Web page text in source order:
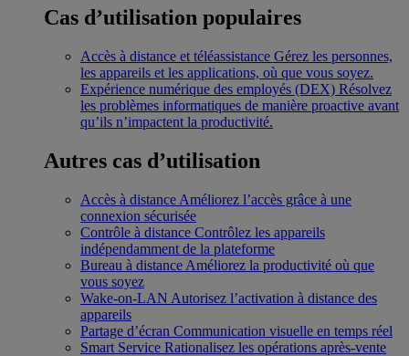
Cas d’utilisation populaires
Accès à distance et téléassistance Gérez les personnes,
les appareils et les applications, où que vous soyez.
Expérience numérique des employés (DEX) Résolvez
les problèmes informatiques de manière proactive avant
qu’ils n’impactent la productivité.
Autres cas d’utilisation
Accès à distance Améliorez l’accès grâce à une
connexion sécurisée
Contrôle à distance Contrôlez les appareils
indépendamment de la plateforme
Bureau à distance Améliorez la productivité où que
vous soyez
Wake-on-LAN Autorisez l’activation à distance des
appareils
Partage d’écran Communication visuelle en temps réel
Smart Service Rationalisez les opérations après-vente